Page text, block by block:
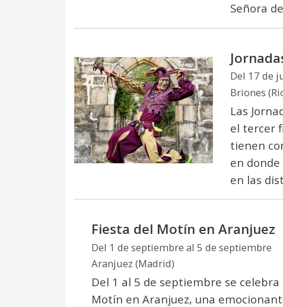
Señora
Del 17 de
Briones
Las
el tercer
tienen
en
en las
Fiesta del Motín en Aranjuez
Del 1 de septiembre al 5 de septiembre
Aranjuez (Madrid)
Del 1 al 5 de septiembre se celebra
Motín en Aranjuez, una